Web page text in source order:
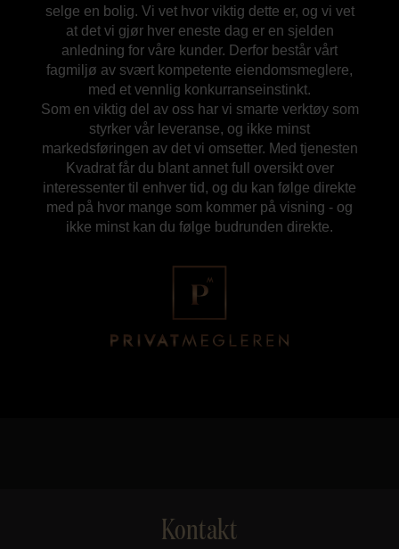
selge en bolig. Vi vet hvor viktig dette er, og vi vet
at det vi gjør hver eneste dag er en sjelden
anledning for våre kunder. Derfor består vårt
fagmiljø av svært kompetente eiendomsmeglere,
med et vennlig konkurranseinstinkt.
Som en viktig del av oss har vi smarte verktøy som
styrker vår leveranse, og ikke minst
markedsføringen av det vi omsetter. Med tjenesten
Kvadrat får du blant annet full oversikt over
interessenter til enhver tid, og du kan følge direkte
med på hvor mange som kommer på visning - og
ikke minst kan du følge budrunden direkte.
Kontakt